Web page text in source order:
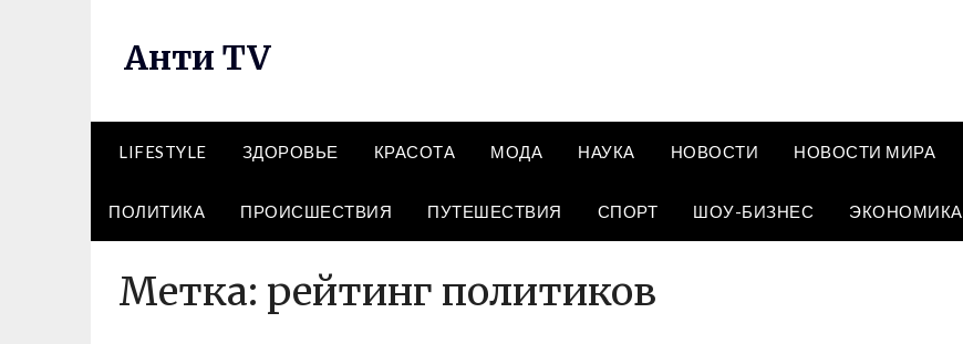
Анти TV
LIFESTYLE ЗДОРОВЬЕ КРАСОТА МОДА НАУКА НОВОСТИ НОВОСТИ МИРА
ПОЛИТИКА ПРОИСШЕСТВИЯ ПУТЕШЕСТВИЯ СПОРТ ШОУ-БИЗНЕС ЭКОНОМИКА
Метка: рейтинг политиков